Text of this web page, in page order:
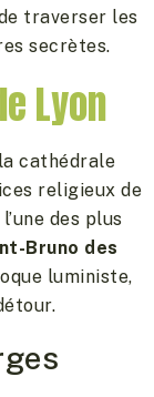
traverser les
secrètes.
Lyon
cathédrale
religieux de
l’une des plus
Bruno des
luministe,